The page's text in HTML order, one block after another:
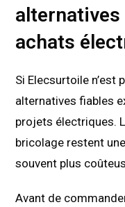
achats
Si Elecsurtoile n’est
alternatives fiables
projets électriques.
bricolage restent
souvent plus
Avant de